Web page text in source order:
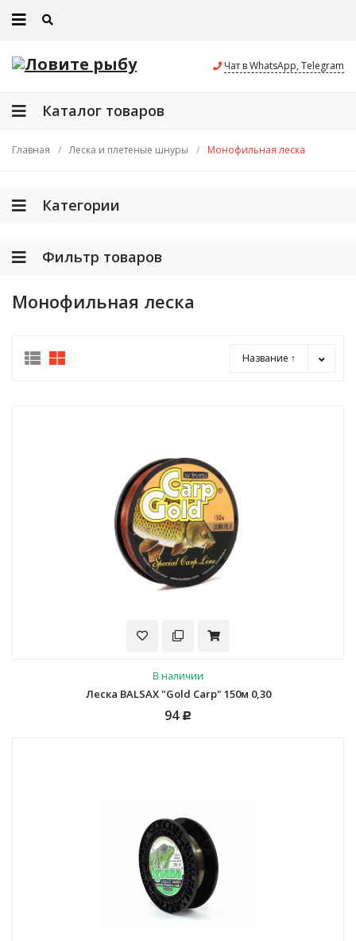
Чат в WhatsApp, Telegram
Каталог товаров
Главная / Леска и плетеные шнуры / Монофильная леска
Категории
Фильтр товаров
Монофильная леска
Название ↑
В наличии
Леска BALSAX "Gold Carp" 150м 0,30
94 Р